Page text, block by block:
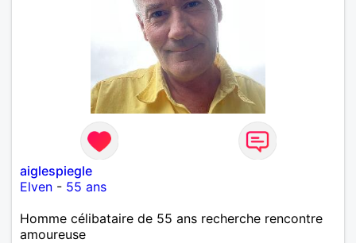
aiglespiegle
Elven - 55 ans
Homme célibataire de 55 ans recherche rencontre
amoureuse